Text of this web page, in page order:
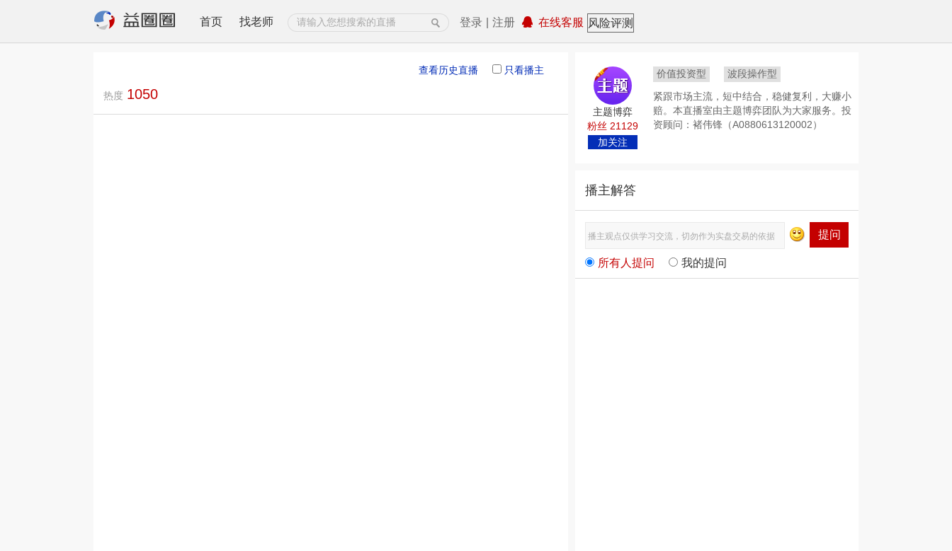
首页 找老师 登录 注册 在线客服 风险评测
只看播主
查看历史直播
热度 1050
主题博弈
粉丝 21129
加关注
价值投资型
波段操作型
紧跟市场主流，短中结合，稳健复利，大赚小
赔。本直播室由主题博弈团队为大家服务。投
资顾问：褚伟锋（A0880613120002）
播主解答
提问
所有人提问 我的提问